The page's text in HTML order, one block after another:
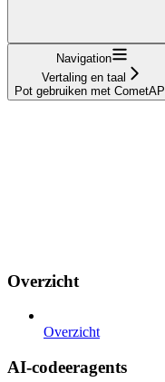
Navigation
Vertaling en taal
Pot gebruiken met CometAPI
Overzicht
Overzicht
AI-codeeragents